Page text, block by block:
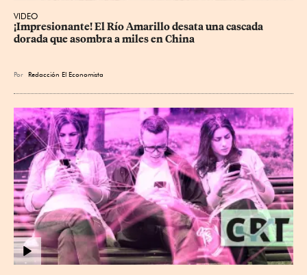
VIDEO
¡Impresionante! El Río Amarillo desata una cascada
dorada que asombra a miles en China
Por Redacción El Economista